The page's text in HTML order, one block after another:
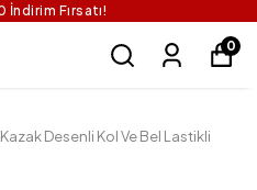
İndirim Fırsatı!
0
Kazak Desenli Kol Ve Bel Lastikli